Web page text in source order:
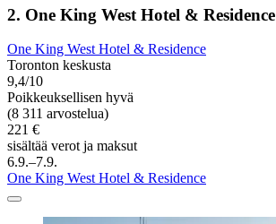
2. One King West Hotel & Residence
One King West Hotel & Residence
Toronton keskusta
9,4/10
Poikkeuksellisen hyvä
(8 311 arvostelua)
221 €
sisältää verot ja maksut
6.9.–7.9.
One King West Hotel & Residence